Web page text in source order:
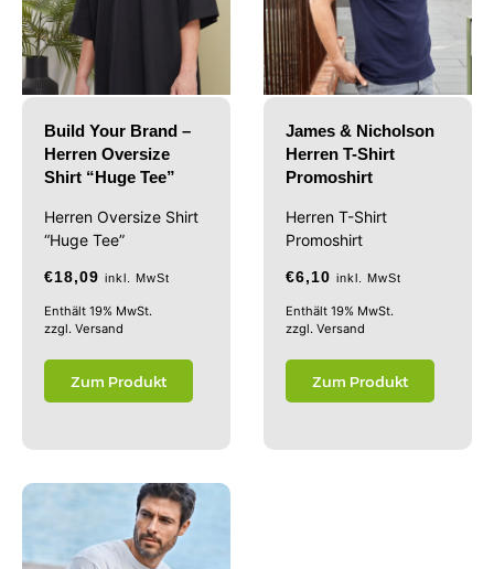
Build Your Brand –
Herren Oversize
Shirt “Huge Tee”
Herren Oversize Shirt
“Huge Tee”
€18,09 inkl. MwSt
Enthält 19% MwSt.
zzgl. Versand
Zum Produkt
James & Nicholson
Herren T-Shirt
Promoshirt
Herren T-Shirt
Promoshirt
€6,10 inkl. MwSt
Enthält 19% MwSt.
zzgl. Versand
Zum Produkt